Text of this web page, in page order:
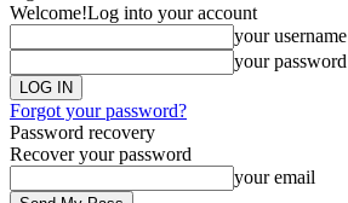
Welcome!Log into your account
your username
your password
Forgot your password?
Password recovery
Recover your password
your email